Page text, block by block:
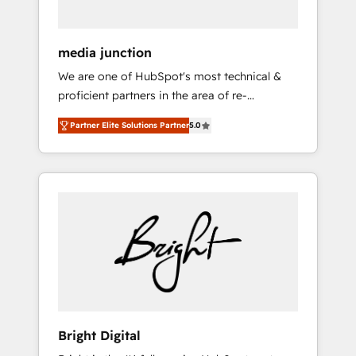
media junction
We are one of HubSpot's most technical &
proficient partners in the area of re-
platforming, website design & development.
We specialize in multi-hub implementations
for mid-market & enterprise companies. We
are woman-owned, powered by coffee, and
Impact Award 🏆2022 Technical Expertise
Impact Award 🏆2022 Platform Migration
Excellence Impact Award 🏆2020 Elite
Solutions Partner 🏆2019 Integrations
Website Design HubSpot Impact Award 🏆
Partner Elite Solutions Partner5.0
Bright Digital